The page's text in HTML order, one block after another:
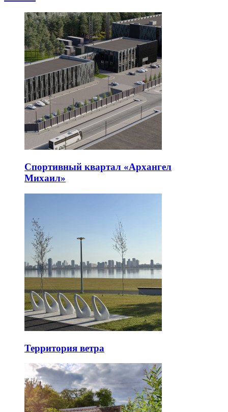
Спортивный квартал «Архангел
Михаил»
Территория ветра